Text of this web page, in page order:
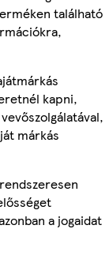
található
kapni,
márkás
a jogaidat